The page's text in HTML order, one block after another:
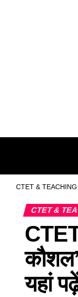
CTET & TEACHING
CTET &
यहां